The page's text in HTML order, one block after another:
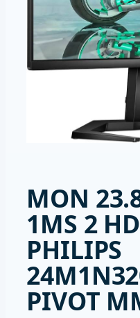
MON
1MS 2
PHILIPS
PIVOT